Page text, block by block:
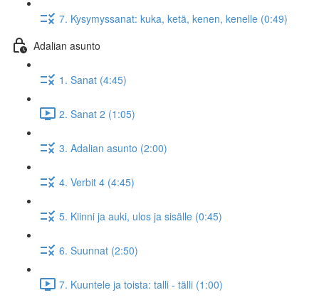
7. Kysymyssanat: kuka, ketä, kenen, kenelle (0:49)
Adalian asunto
1. Sanat (4:45)
2. Sanat 2 (1:05)
3. Adalian asunto (2:00)
4. Verbit 4 (4:45)
5. Kiinni ja auki, ulos ja sisälle (0:45)
6. Suunnat (2:50)
7. Kuuntele ja toista: talli - tälli (1:00)